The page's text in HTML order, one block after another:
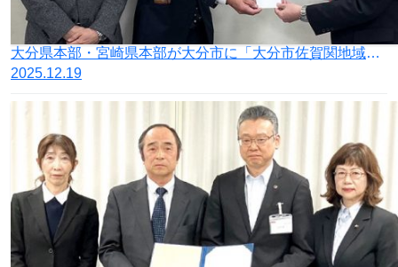
大分県本部・宮崎県本部が大分市に「大分市佐賀関地域大規模火災義援金」を寄託
2025.12.19